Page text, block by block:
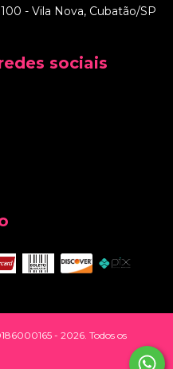
- Vila Nova, Cubatão/SP
sociais
- 2026. Todos os